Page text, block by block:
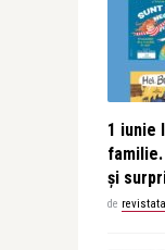
1 iunie
și
de